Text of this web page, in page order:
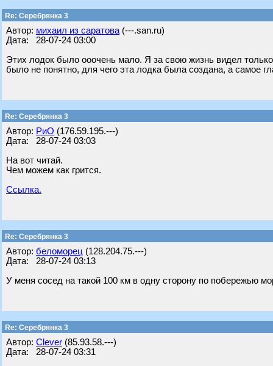
Re: Серебрянка 3
Автор: михаил из саратова (---.san.ru)
Дата: 28-07-24 03:00
Этих лодок было ооочень мало. Я за свою жизнь видел
было не понятно, для чего эта лодка была создана, а самое
Re: Серебрянка 3
Автор: РиО (176.59.195.---)
Дата: 28-07-24 03:03
На вот читай.
Чем можем как грится.
Ссылка.
Re: Серебрянка 3
Автор: беломорец (128.204.75.---)
Дата: 28-07-24 03:13
У меня сосед на такой 100 км в одну сторону по побережью
Re: Серебрянка 3
Автор: Clever (85.93.58.---)
Дата: 28-07-24 03:31